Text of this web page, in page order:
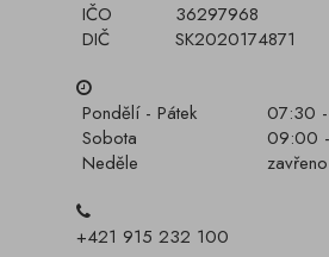
IČO
36297968
DIČ
SK2020174871
Pondělí - Pátek
07:30
Sobota
09:00
Neděle
zavřeno
+421 915 232 100